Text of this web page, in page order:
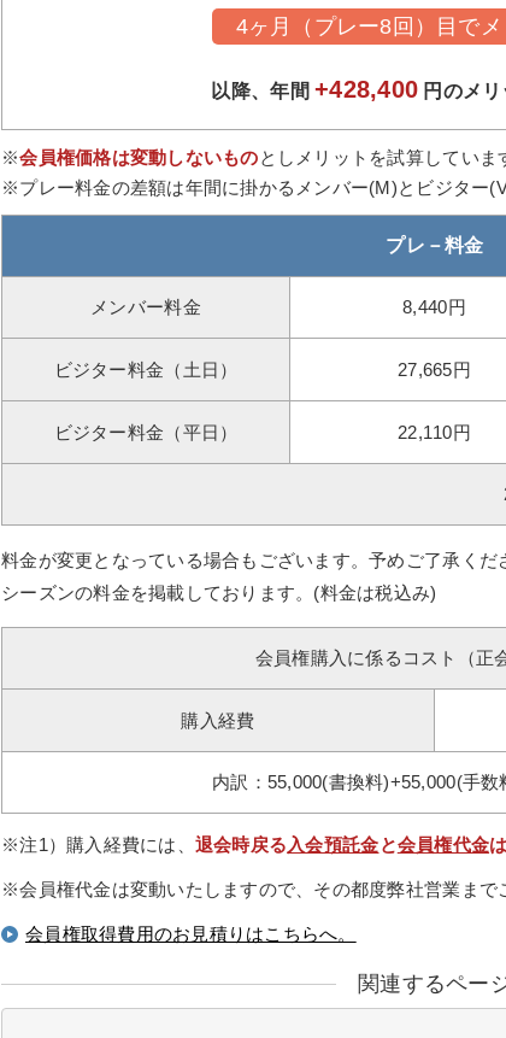
4ヶ月（プレー8回）目で
以降、年間+428,400 円のメ
※会員権価格は変動しないものとしメリットを試算していま
※プレー料金の差額は年間に掛かるメンバー(M)とビジター
プレ－料金
メンバー料金 8,440円
ビジター料金（土日） 27,665円
ビジター料金（平日） 22,110円
料金が変更となっている場合もございます。予めご了承く
シーズンの料金を掲載しております。(料金は税込み)
会員権購入に係るコスト（正
購入経費
内訳：55,000(書換料)+55,000(手
※注1）購入経費には、 退会時戻る 入会預託金と会員権代金
※会員権代金は変動いたしますので、その都度弊社営業まで
会員権取得費用のお見積りはこちらへ。
関連するペー